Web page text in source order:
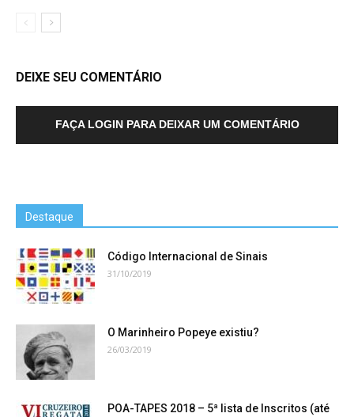
DEIXE SEU COMENTÁRIO
FAÇA LOGIN PARA DEIXAR UM COMENTÁRIO
Destaque
Código Internacional de Sinais
31/10/2019
O Marinheiro Popeye existiu?
26/03/2019
POA-TAPES 2018 – 5ª lista de Inscritos (até